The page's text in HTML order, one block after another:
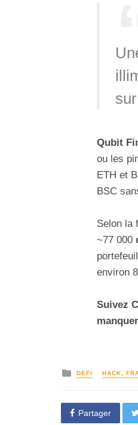
Qubit
ou les
ETH et
BSC
Selon la
~77 000
environ
Suivez
DEFI HACK,
Partager